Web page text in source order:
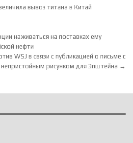
вывоз титана в Китай
записям
наживаться на поставках ему
нефти
WSJ в связи с публикацией о письме с
непристойным рисунком для Эпштейна →